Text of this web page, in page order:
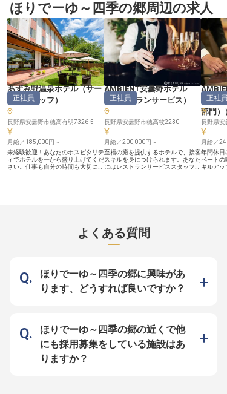
ールラグジュアリーホテル「エッセ
ンス軽井沢」が誕生します。今回募
集するのは、敷地内のレストランで
腕を振るっていただく「創作和食の
料理スタッフ」です。 当ホテルの
最大の特徴は、有名ガイドブック二
つ星「傳」の有名シェフがメニュー
を監修していること。軽井沢という
洋食が主流のエリアで、あえて日本
人に愛される「和食」を提供するコ
ンセプトを掲げています。地域の
方々にも日常的に愛されるレストラ
ンを、あなたの経験で形にしていっ
てください。 運営母体は創業55年
超の歴史を持つメモリードグルー
プ。新規開業という挑戦的な環境な
がら、経営基盤は安定しています。
月8日の休日に加え、福利厚生も充
実。住宅面では、シェアハウスタイ
プの寮や住宅補助をご用意してお
り、新生活もスムーズにスタートで
きます。立ち上げメンバーとして、
和食の新たな可能性を共に追求しま
せんか。
た当施設では、お客様に心安らぐひ
とときを提供しています。 和食調
理のプロとして、旬の食材や地元の
恵みを活かした繊細な料理で、お客
様の旅の思い出を彩ってください。
一品一品に心を込めることで、お客
様の笑顔が生まれる喜びを日々感じ
られるでしょう。 おもてなしの心
を大切にする職場で、あなたの料理
への情熱を存分に発揮してくださ
い。 ーー【成長を支える環境と、
充実した福利厚生】 調理業務全般
をお任せするため、和食の幅広い知
識と技術を習得できる環境です。
経験豊富な先輩スタッフが丁寧にサ
ポートし、あなたのスキルアップを
応援します。月給260,000円からス
タートし、昇給や年2回の賞与で
日々の頑張りをしっかり評価。まか
ないや資格取得支援制度など、働く
皆様が安心して長く活躍できるよ
う、充実した福利厚生を整えていま
す。 軽井沢という魅力的な地で、
あなたのキャリアを築きませんか。
る環境
自分の時
とができ
を当ホ
この求
情報です
ほりでーゆ～四季の郷周辺の求人
あずみ野温泉ホテル（サー
ビススタッフ ）
正社員
長野県安曇野市穂高有明7326-5
月給／185,000円～
未経験歓迎！あなたのホスピタリテ
ィでホテルを一から盛り上げてくだ
さい。仕事も自分の時間も大切にし
長く働ける環境が整った当ホテルで
活躍しませんか？※この求人は2023
AMBIENT安曇野ホテル
（レストランサービス ）
正社員
長野県安曇野市穂高牧2230
月給／200,000円～
至福の癒を提供するホテルで、接客
スキルを身につけられます。あなた
にはレストランサービススタッフを
え、ウェディングにも利用されてい
ます。※この求人は2023年6月1日
時点の情報です
（リー
部門）
正社員
長野県安
月給／
年間休日
ベートの
キルアッ
よくある質問
ほりでーゆ～四季の郷に興味があ
ります、どうすれば良いですか？
ほりでーゆ～四季の郷の近くで他
にも採用募集をしている施設はあ
りますか？